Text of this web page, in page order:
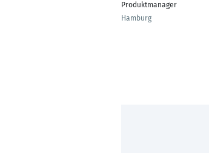
Produktmanager
Hamburg